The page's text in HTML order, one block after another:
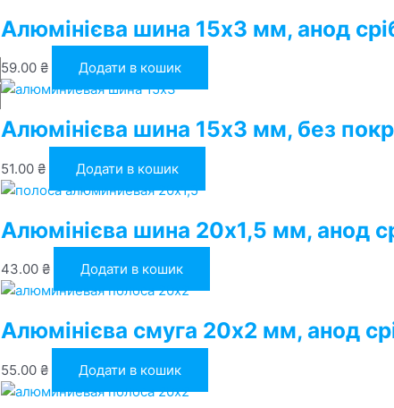
Алюмінієва шина 15х3 мм, анод
59.00₴ Додати в кошик
Алюмінієва шина 15х3 мм, без
51.00₴ Додати в кошик
Алюмінієва шина 20х1,5 мм, анод
43.00₴ Додати в кошик
Алюмінієва смуга 20х2 мм, анод
55.00₴ Додати в кошик